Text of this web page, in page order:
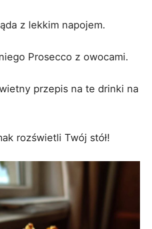
z lekkim napojem.
Prosecco z owocami.
przepis na te drinki na
rozświetli Twój stół!